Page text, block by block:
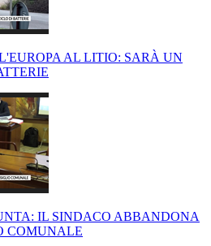
AL LITIO: SARÀ UN
IL SINDACO ABBANDONA
COMUNALE